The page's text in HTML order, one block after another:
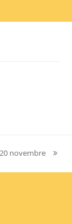
novembre